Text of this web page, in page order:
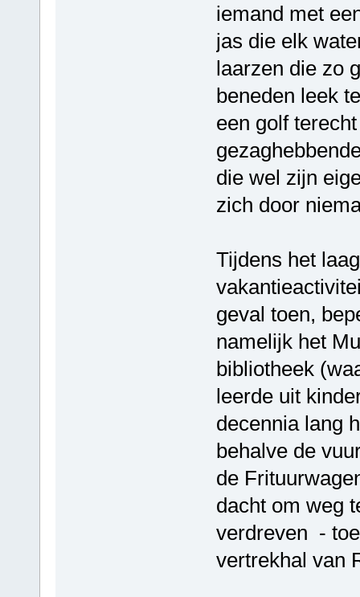
iemand met
jas die elk
laarzen die zo
beneden leek
een golf
die wel zijn
zich door
Tijdens het
geval toen,
namelijk het
bibliotheek
leerde uit
decennia lang
behalve de
de
dacht om weg
verdreven -
vertrekhal van